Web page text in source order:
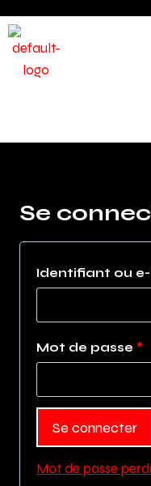
Se
Identifiant ou
Mot de passe *
Se connecter
Mot de passe